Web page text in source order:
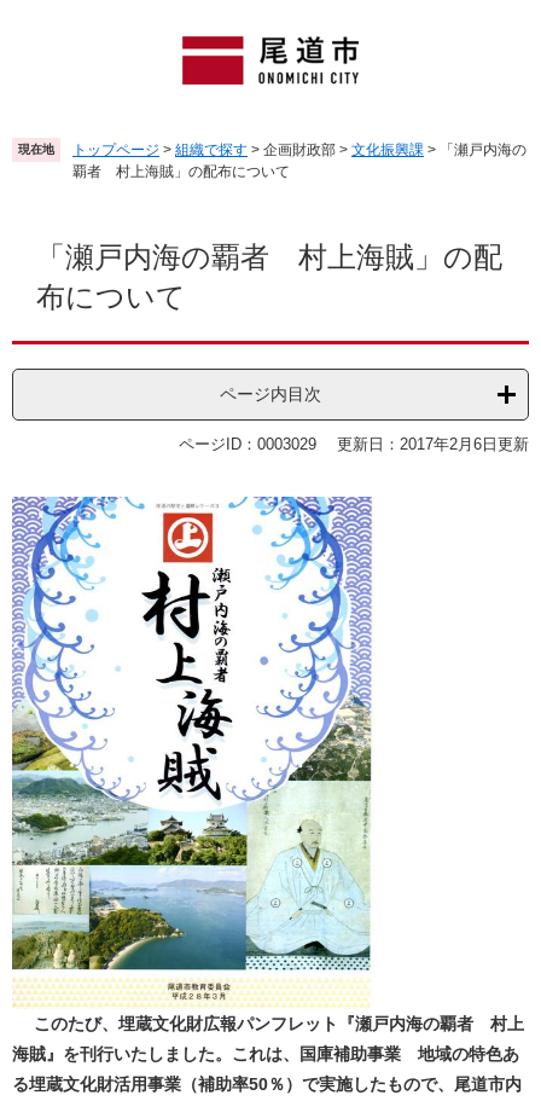
頭
で
飛
ば
現在地 トップページ > 組織で探す > 企画財政部 > 文化振興課 >
「瀬戸内海の
覇者 村上海賊」の配布について
「瀬戸内海の覇者 村上海賊」の配
布について
ページ内目次
ページID：0003029 更新日：2017年2月6日更新
このたび、埋蔵文化財広報パンフレット『瀬戸内海の覇者 村上
海賊』を刊行いたしました。これは、国庫補助事業 地域の特色あ
る埋蔵文化財活用事業（補助率50％）で実施したもので、尾道市内